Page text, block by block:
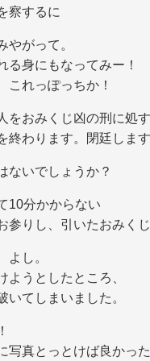
察するに
やがって。
る身にもなってみー！
これっぽっちか！
をおみくじ凶の刑に処す
わります。閉廷します
ないでしょうか？
10分かからない
参りし、引いたおみくじ
よし。
ようとしたところ、
いてしまいました。
写真とっとけば良かった